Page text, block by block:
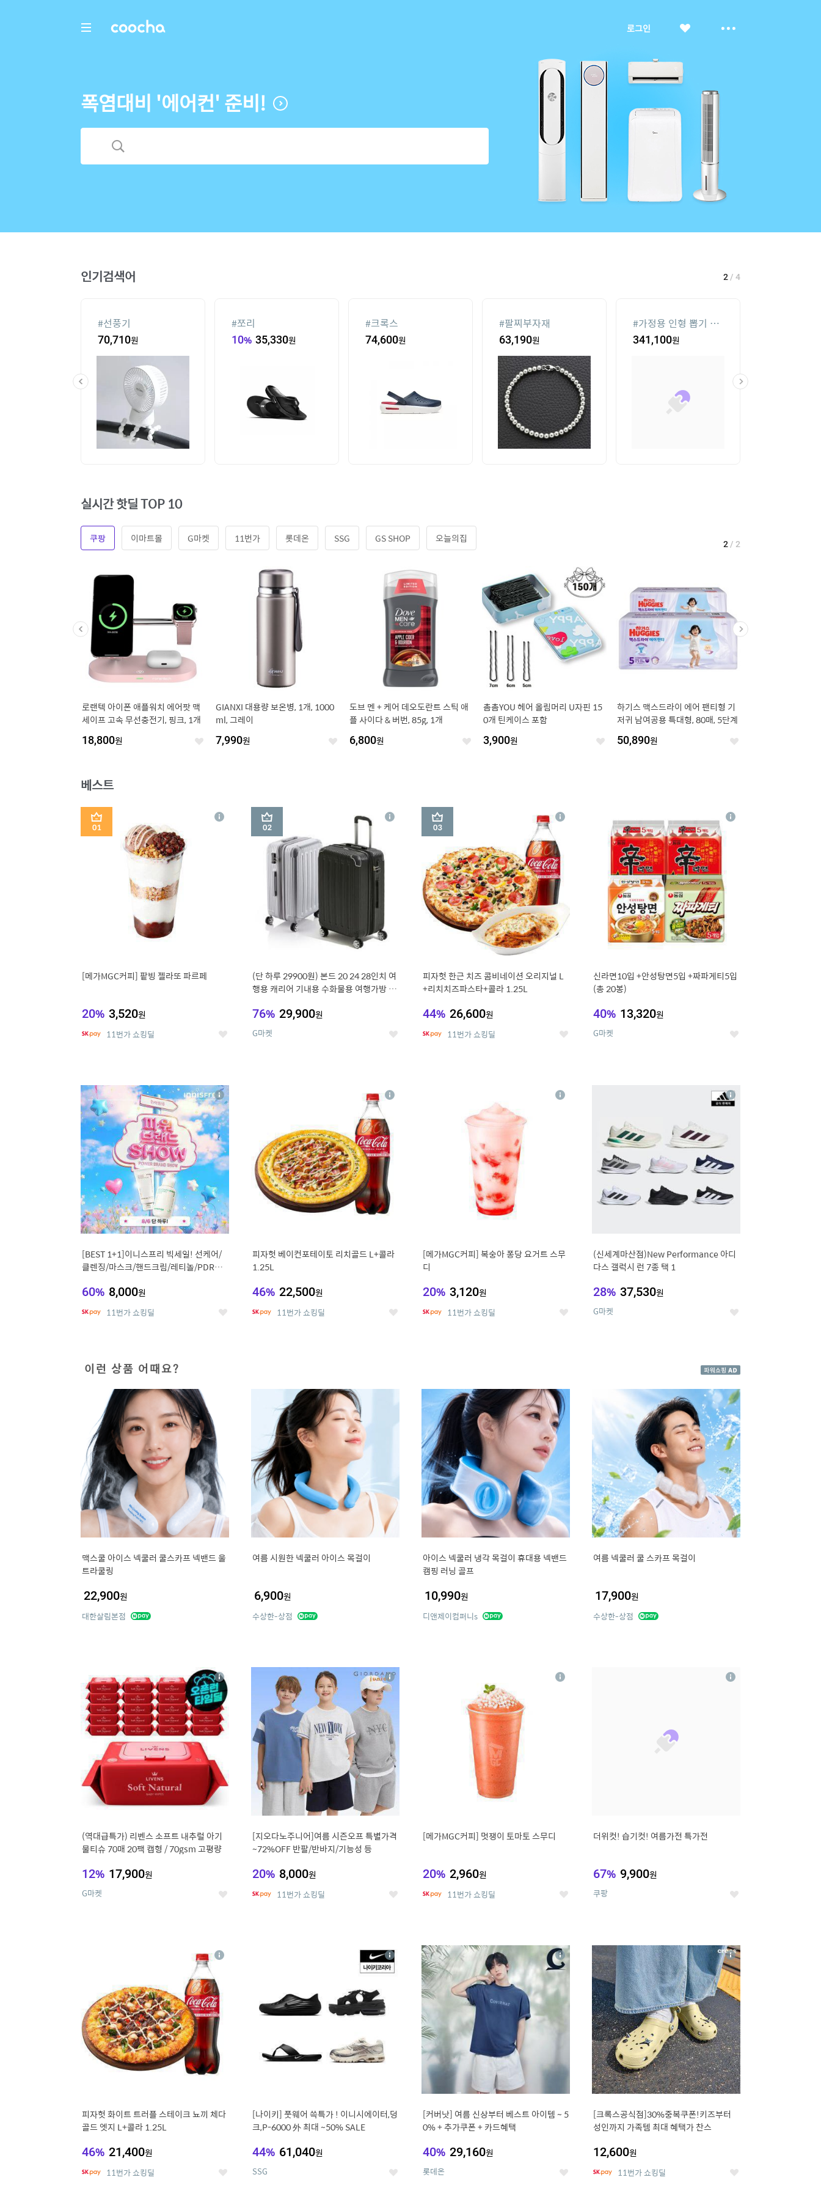
COOCHA 로그인 보
폭염대비 '에어컨' 준비!
인기검색어
#선풍기
70,710원
#쪼리
10% 35,330원
#크록스
74,600원
#팔찌부자재
63,190원
#가정용 인형 뽑기 기
계
341,100원
2 / 4
실시간 핫딜 TOP 10
쿠팡 이마트몰 G마켓 11번가 롯데온 SSG GS SHOP 오늘의집
로랜텍 아이폰 애플워치 에어팟 맥
세이프 고속 무선충전기, 핑크, 1개
18,800원 좋
GIANXI 대용량 보온병, 1개, 1000
ml, 그레이
7,990원 좋
도브 멘 + 케어 데오도란트 스틱 애
플 사이다 & 버번, 85g, 1개
6,800원 좋
촘촘YOU 헤어 올림머리 U자핀 15
0개 틴케이스 포함
3,900원 좋
하기스 맥스드라이 에어 팬티형 기
저귀 남여공용 특대형, 80매, 5단계
50,890원 좋
2 / 2
베스트
1
[메가MGC커피] 팥빙 젤라또 파르페
20% 3,520원
11번가 쇼킹딜 좋
상
2
(단 하루 29900원) 본드 20 24 28인치 여
행용 캐리어 기내용 수화물용 여행가방 케
76% 29,900원
G마켓 좋
상
3
피자헛 한근 치즈 콤비네이션 오리지널 L
+리치치즈파스타+콜라 1.25L
44% 26,600원
11번가 쇼킹딜 좋
상
신라면10입 +안성탕면5입 +짜파게티5입
(총 20봉)
40% 13,320원
G마켓 좋
상
5
[BEST 1+1]이니스프리 빅세일! 선케어/
클렌징/마스크/핸드크림/레티놀/PDRN/
60% 8,000원
11번가 쇼킹딜 좋
상
세
피자헛 베이컨포테이토 리치골드 L+콜라
1.25L
46% 22,500원
11번가 쇼킹딜 좋
상
[메가MGC커피] 복숭아 퐁당 요거트 스무
디
20% 3,120원
11번가 쇼킹딜 좋
상
(신세계마산점)New Performance 아디
다스 갤럭시 런 7종 택 1
28% 37,530원
G마켓 좋
상
세
이런 상품 어때요?
맥스쿨 아이스 넥쿨러 쿨스카프 넥밴드 울
트라쿨링
22,900원
대한살림본점
여름 시원한 넥쿨러 아이스 목걸이
6,900원
수상한-상점
아이스 넥쿨러 냉각 목걸이 휴대용 넥밴드
캠핑 러닝 골프
10,990원
디앤제이컴퍼니s
여름 넥쿨러 쿨 스카프 목걸이
17,900원
수상한-상점
(역대급특가) 리벤스 소프트 내추럴 아기
물티슈 70매 20팩 캡형 / 70gsm 고평량
12% 17,900원
G마켓 좋
상
세
10
[지오다노주니어]여름 시즌오프 특별가격
~72%OFF 반팔/반바지/기능성 등
20% 8,000원
11번가 쇼킹딜 좋
상
세
[메가MGC커피] 멋쟁이 토마토 스무디
20% 2,960원
11번가 쇼킹딜 좋
상
더위컷! 습기컷! 여름가전 특가전
67% 9,900원
쿠팡 좋
상
피자헛 화이트 트러플 스테이크 뇨끼 체다
골드 엣지 L+콜라 1.25L
46% 21,400원
11번가 쇼킹딜 좋
상
[나이키] 풋웨어 쓱특가 ! 이니시에이터,덩
크,P-6000 外 최대 ~50% SALE
44% 61,040원
SSG 좋
상
세
15
[커버낫] 여름 신상부터 베스트 아이템 ~ 5
0% + 추가쿠폰 + 카드혜택
40% 29,160원
롯데온 좋
상
세
16
[크록스공식점]30%중복쿠폰!키즈부터
성인까지 가족템 최대 혜택가 찬스
12,600원
11번가 쇼킹딜 좋
상
세